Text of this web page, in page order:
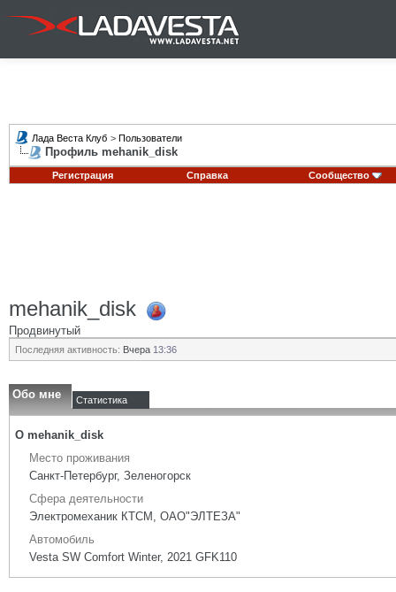
Лада Веста Клуб > Пользователи
Профиль mehanik_disk
Регистрация Справка Сообщество
mehanik_disk
Продвинутый
Последняя активность: Вчера 13:36
Обо мне Статистика
О mehanik_disk
Место проживания
Санкт-Петербург, Зеленогорск
Сфера деятельности
Электромеханик КТСМ, ОАО"ЭЛТЕЗА"
Автомобиль
Vesta SW Comfort Winter, 2021 GFK110